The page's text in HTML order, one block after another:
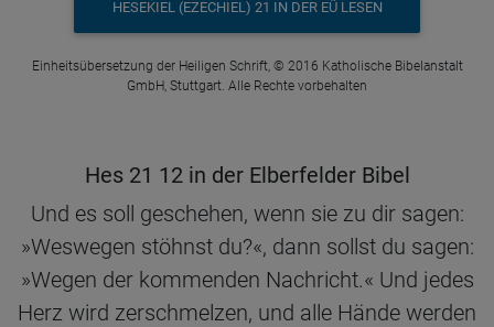
HESEKIEL (EZECHIEL) 21 IN DER EÜ LESEN
Einheitsübersetzung der Heiligen Schrift, © 2016 Katholische Bibelanstalt
GmbH, Stuttgart. Alle Rechte vorbehalten
Hes 21 12 in der Elberfelder Bibel
Und es soll geschehen, wenn sie zu dir sagen:
»Weswegen stöhnst du?«, dann sollst du sagen:
»Wegen der kommenden Nachricht.« Und jedes
Herz wird zerschmelzen, und alle Hände werden